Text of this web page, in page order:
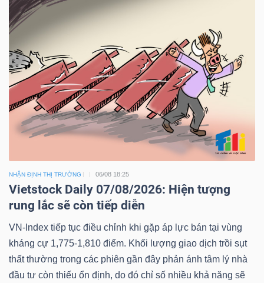
NHẬN ĐỊNH THỊ TRƯỜNG 06/08 18:25
Vietstock Daily 07/08/2026: Hiện tượng
rung lắc sẽ còn tiếp diễn
VN-Index tiếp tục điều chỉnh khi gặp áp lực bán tại vùng
kháng cự 1,775-1,810 điểm. Khối lượng giao dịch trồi sụt
thất thường trong các phiên gần đây phản ánh tâm lý nhà
đầu tư còn thiếu ổn định, do đó chỉ số nhiều khả năng sẽ